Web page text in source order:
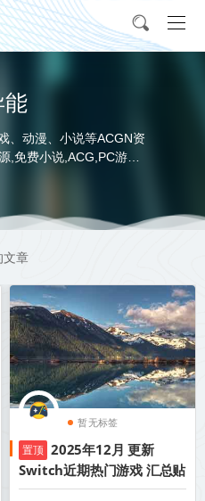
能
、动漫、小说等ACGN资
,免费小说,ACG,PC游
画电影,动画片,全本小说,
盘下载
文章
暂无标签
置顶 2025年12月 更新
Switch近期热门游戏 汇总贴